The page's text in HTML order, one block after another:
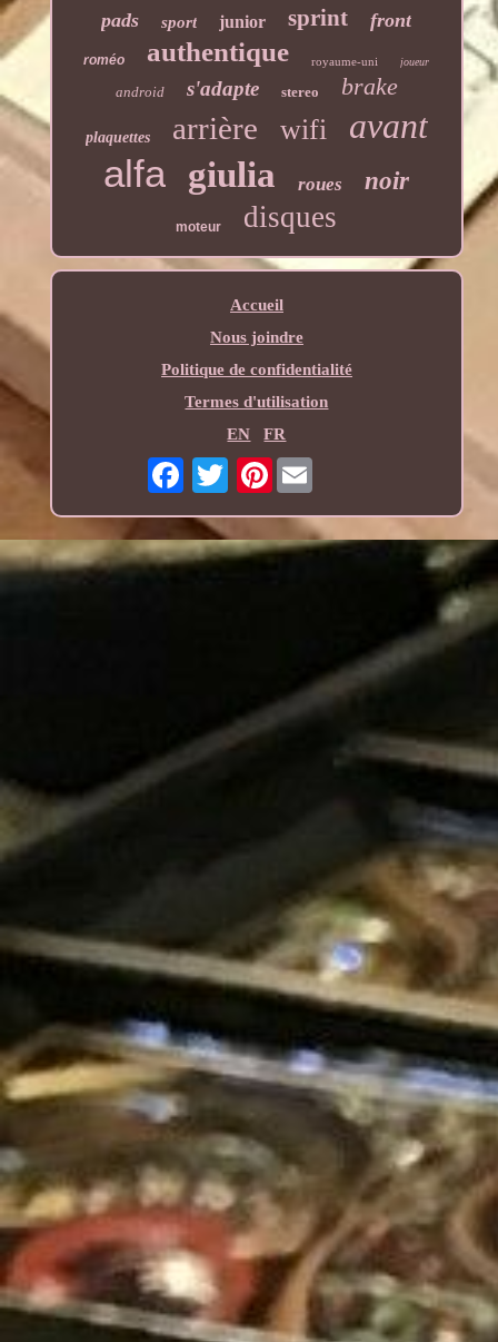
pads sport junior sprint front
roméo authentique royaume-uni joueur
android s'adapte stereo brake
plaquettes arrière wifi avant
alfa giulia roues noir
moteur disques
Accueil
Nous joindre
Politique de confidentialité
Termes d'utilisation
EN
FR
Pinterest